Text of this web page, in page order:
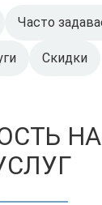
Часто
Скидки